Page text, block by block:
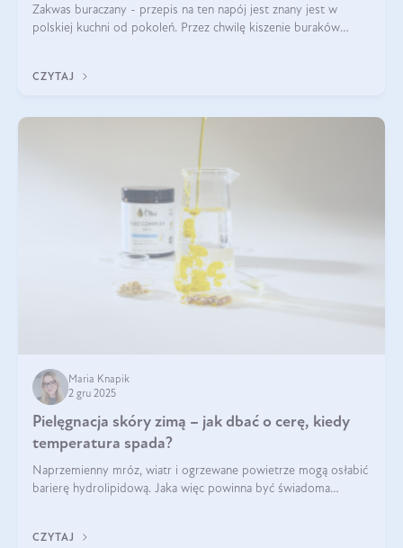
Zakwas buraczany - przepis na ten napój jest znany jest w
polskiej kuchni od pokoleń. Przez chwilę kiszenie buraków
CZYTAJ
Maria Knapik
2 gru 2025
Pielęgnacja skóry zimą – jak dbać o cerę, kiedy
temperatura spada?
Naprzemienny mróz, wiatr i ogrzewane powietrze mogą osłabić
barierę hydrolipidową. Jaka więc powinna być świadoma
CZYTAJ